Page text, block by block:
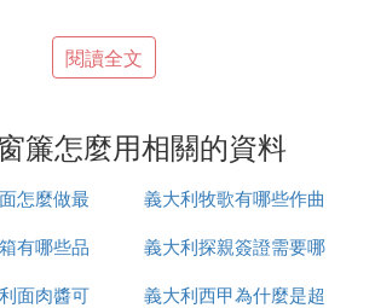
光，原料採用的為22～30繭甲級原
為經，棉紗為緯交織的「地」。以蠶
織造。
亮光，絨面豐滿，擁有絲絨感。
性印染、健康印染、顏色亮麗、不
閱讀全文
簾怎麼用相關的資料
怎麼做最
好吃
義大利牧歌有哪些作曲
大家
有哪些品
義大利探親簽證需要哪
些
面肉醬可
義大利西甲為什麼是超